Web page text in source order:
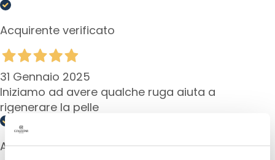
e
i
s
o
C
o
n
Acquirente verificato
31 Gennaio 2025
Iniziamo ad avere qualche ruga aiuta a
rigenerare la pelle
Acquirente verificato